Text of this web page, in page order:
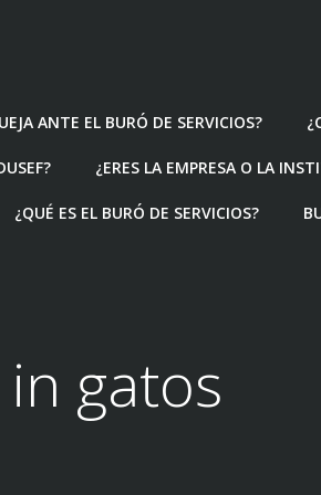
ANTE EL BURÓ DE SERVICIOS?
¿ERES LA EMPRESA O LA
¿QUÉ ES EL BURÓ DE SERVICIOS?
gatos